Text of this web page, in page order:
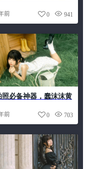
角
前 941
0
照必备神器，蠢沫沫黄
瑕
前 703
0